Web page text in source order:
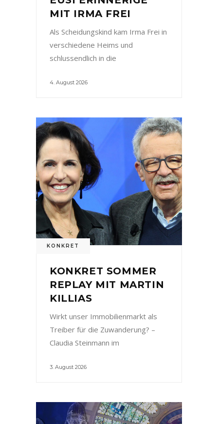
MIT IRMA FREI
Als Scheidungskind kam Irma Frei in
verschiedene Heims und
schlussendlich in die
4. August 2026
KONKRET
KONKRET SOMMER
REPLAY MIT MARTIN
KILLIAS
Wirkt unser Immobilienmarkt als
Treiber für die Zuwanderung? –
Claudia Steinmann im
3. August 2026